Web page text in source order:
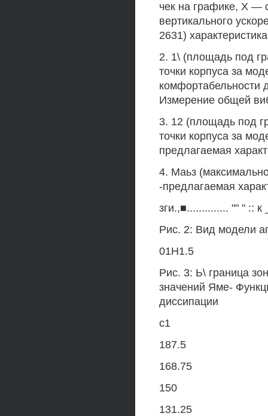
чек на графике, X —
вертикального
2631)
2. 1\ (площадь под
точки корпуса за
комфортабельности
Измерение общей
3. 12 (площадь под
точки корпуса за
предлагаемая
4. Маьз
-предлагаемая
зги.,■.............. "" " :: к
Рис. 2: Вид модели
01Н1.5
Рис. 3: Ь\ граница
значений Яме-
диссипации
с1
187.5
168.75
150
131.25